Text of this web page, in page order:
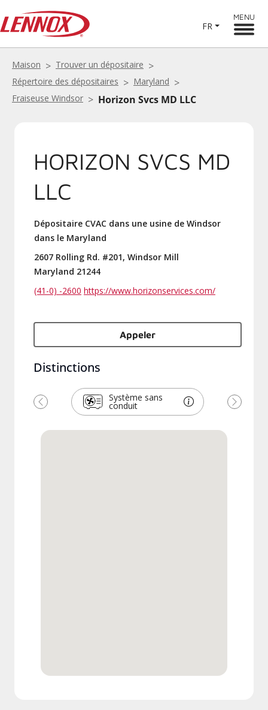
FR
MENU
Maison
Trouver un dépositaire
Répertoire des dépositaires
Maryland
Fraiseuse Windsor
Horizon Svcs MD LLC
HORIZON SVCS MD
LLC
Dépositaire CVAC dans une usine de Windsor
dans le Maryland
2607 Rolling Rd. #201, Windsor Mill
Maryland 21244
(41-0) -2600 https://www.horizonservices.com/
Appeler
Distinctions
Système sans
conduit
Précédent Suivant